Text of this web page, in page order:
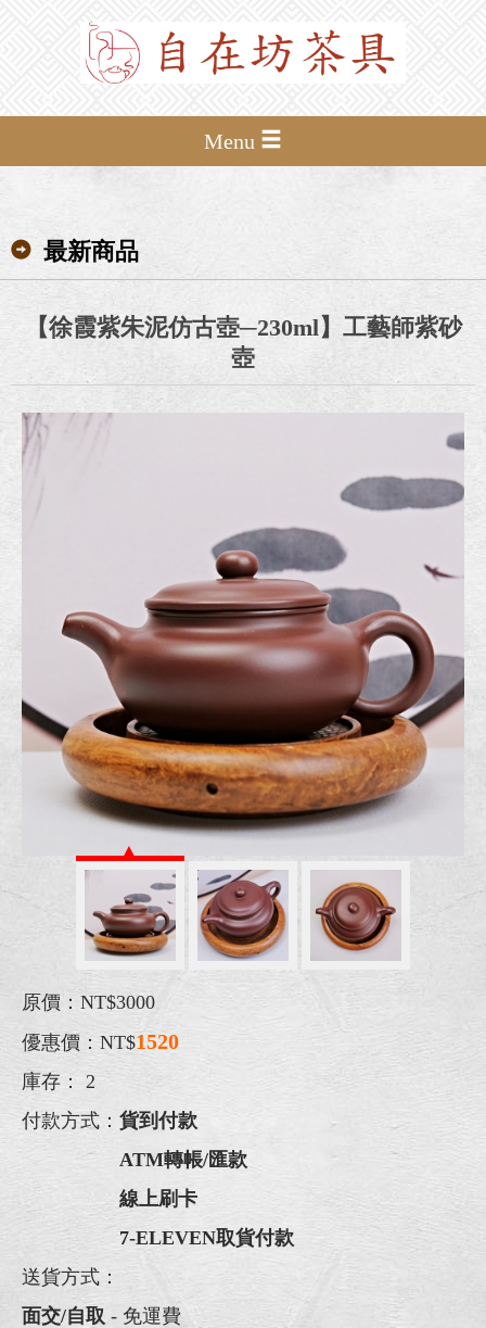
Menu
最新商品
【徐霞紫朱泥仿古壺─230ml】工藝師紫砂
壺
原價：NT$3000
優惠價：NT$1520
庫存： 2
付款方式： 貨到付款
ATM轉帳/匯款
線上刷卡
7-ELEVEN取貨付款
送貨方式：
面交/自取 - 免運費